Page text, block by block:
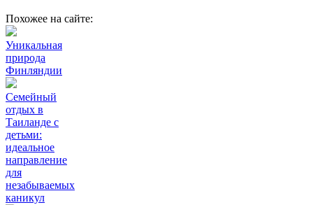
Похожее на сайте:
Уникальная
природа
Финляндии
Семейный
отдых в
Таиланде с
детьми:
идеальное
направление
для
незабываемых
каникул